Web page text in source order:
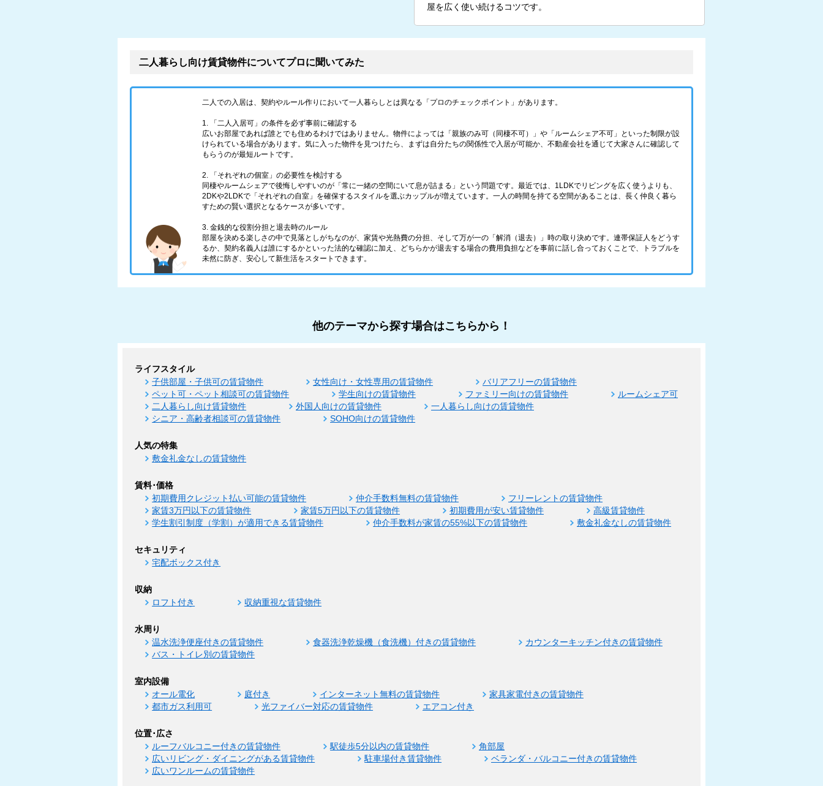
屋を広く使い続けるコツです。
二人暮らし向け賃貸物件についてプロに聞いてみた
二人での入居は、契約やルール作りにおいて一人暮らしとは異なる「プロのチェックポイント」があります。
1. 「二人入居可」の条件を必ず事前に確認する
広いお部屋であれば誰とでも住めるわけではありません。物件によっては「親族のみ可（同棲不可）」や「ルームシェア不可」といった制限が設
けられている場合があります。気に入った物件を見つけたら、まずは自分たちの関係性で入居が可能か、不動産会社を通じて大家さんに確認して
もらうのが最短ルートです。
2. 「それぞれの個室」の必要性を検討する
同棲やルームシェアで後悔しやすいのが「常に一緒の空間にいて息が詰まる」という問題です。最近では、1LDKでリビングを広く使うよりも、
2DKや2LDKで「それぞれの自室」を確保するスタイルを選ぶカップルが増えています。一人の時間を持てる空間があることは、長く仲良く暮ら
すための賢い選択となるケースが多いです。
3. 金銭的な役割分担と退去時のルール
部屋を決める楽しさの中で見落としがちなのが、家賃や光熱費の分担、そして万が一の「解消（退去）」時の取り決めです。連帯保証人をどうす
るか、契約名義人は誰にするかといった法的な確認に加え、どちらかが退去する場合の費用負担などを事前に話し合っておくことで、トラブルを
未然に防ぎ、安心して新生活をスタートできます。
他のテーマから探す場合はこちらから！
ライフスタイル
子供部屋・子供可の賃貸物件 女性向け・女性専用の賃貸物件
バリアフリーの賃貸物件
ペット可・ペット相談可の賃貸物件
学生向けの賃貸物件 ファミリー向けの賃貸物件
ルームシェア可
二人暮らし向け賃貸物件
外国人向けの賃貸物件
一人暮らし向けの賃貸物件
シニア・高齢者相談可の賃貸物件
SOHO向けの賃貸物件
人気の特集
敷金礼金なしの賃貸物件
賃料･価格
初期費用クレジット払い可能の賃貸物件 仲介手数料無料の賃貸物件
フリーレントの賃貸物件
家賃3万円以下の賃貸物件
家賃5万円以下の賃貸物件 初期費用が安い賃貸物件
高級賃貸物件
学生割引制度（学割）が適用できる賃貸物件
仲介手数料が家賃の55%以下の賃貸物件 敷金礼金なしの賃貸物件
セキュリティ
宅配ボックス付き
収納
ロフト付き 収納重視な賃貸物件
水周り
温水洗浄便座付きの賃貸物件 食器洗浄乾燥機（食洗機）付きの賃貸物件
カウンターキッチン付きの賃貸物件
バス・トイレ別の賃貸物件
室内設備
オール電化 庭付き インターネット無料の賃貸物件
家具家電付きの賃貸物件
都市ガス利用可
光ファイバー対応の賃貸物件 エアコン付き
位置･広さ
ルーフバルコニー付きの賃貸物件 駅徒歩5分以内の賃貸物件
角部屋
広いリビング・ダイニングがある賃貸物件
駐車場付き賃貸物件
ベランダ・バルコニー付きの賃貸物件
広いワンルームの賃貸物件